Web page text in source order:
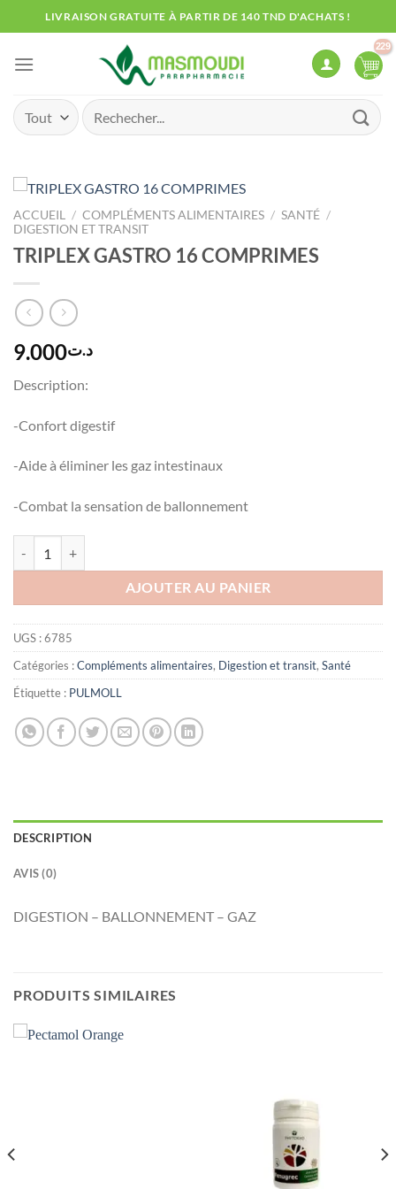
au
contenu
LIVRAISON GRATUITE À PARTIR DE 140 TND D'ACHATS !
Recherche
pour :
ACCUEIL / COMPLÉMENTS ALIMENTAIRES / SANTÉ /
DIGESTION ET TRANSIT
TRIPLEX GASTRO 16 COMPRIMES
د.ت9.000
Description:
-Confort digestif
-Aide à éliminer les gaz intestinaux
-Combat la sensation de ballonnement
AJOUTER AU PANIER
UGS :6785
Catégories :Compléments alimentaires, Digestion et transit, Santé
Étiquette : PULMOLL
DESCRIPTION
AVIS (0)
DIGESTION – BALLONNEMENT – GAZ
PRODUITS SIMILAIRES